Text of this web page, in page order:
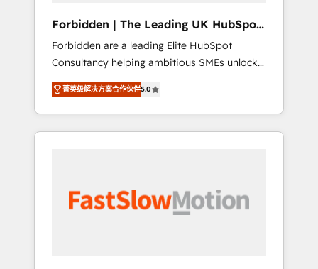
B2B, Immobilier, Viticulture, Finance. 🚀 Nos
livrables : migration sécurisée,
implémentation Marketing + Sales + Service
Hub, synchronisation ERP ↔ HubSpot temps
réel, formation équipes. 🏆 +350 projets
livrés. Accrédités HubSpot CRM
Implementation, Data Migration & Custom
Forbidden | The Leading UK HubSpot
Consultancy
Forbidden are a leading Elite HubSpot
Consultancy helping ambitious SMEs unlock
the full potential of HubSpot. Too many
businesses invest in HubSpot but never see
the ROI they expected due to poor adoption,
messy data, and disconnected teams getting
so it actually drives revenue, not just reports
菁英级解决方案合作伙伴5.0